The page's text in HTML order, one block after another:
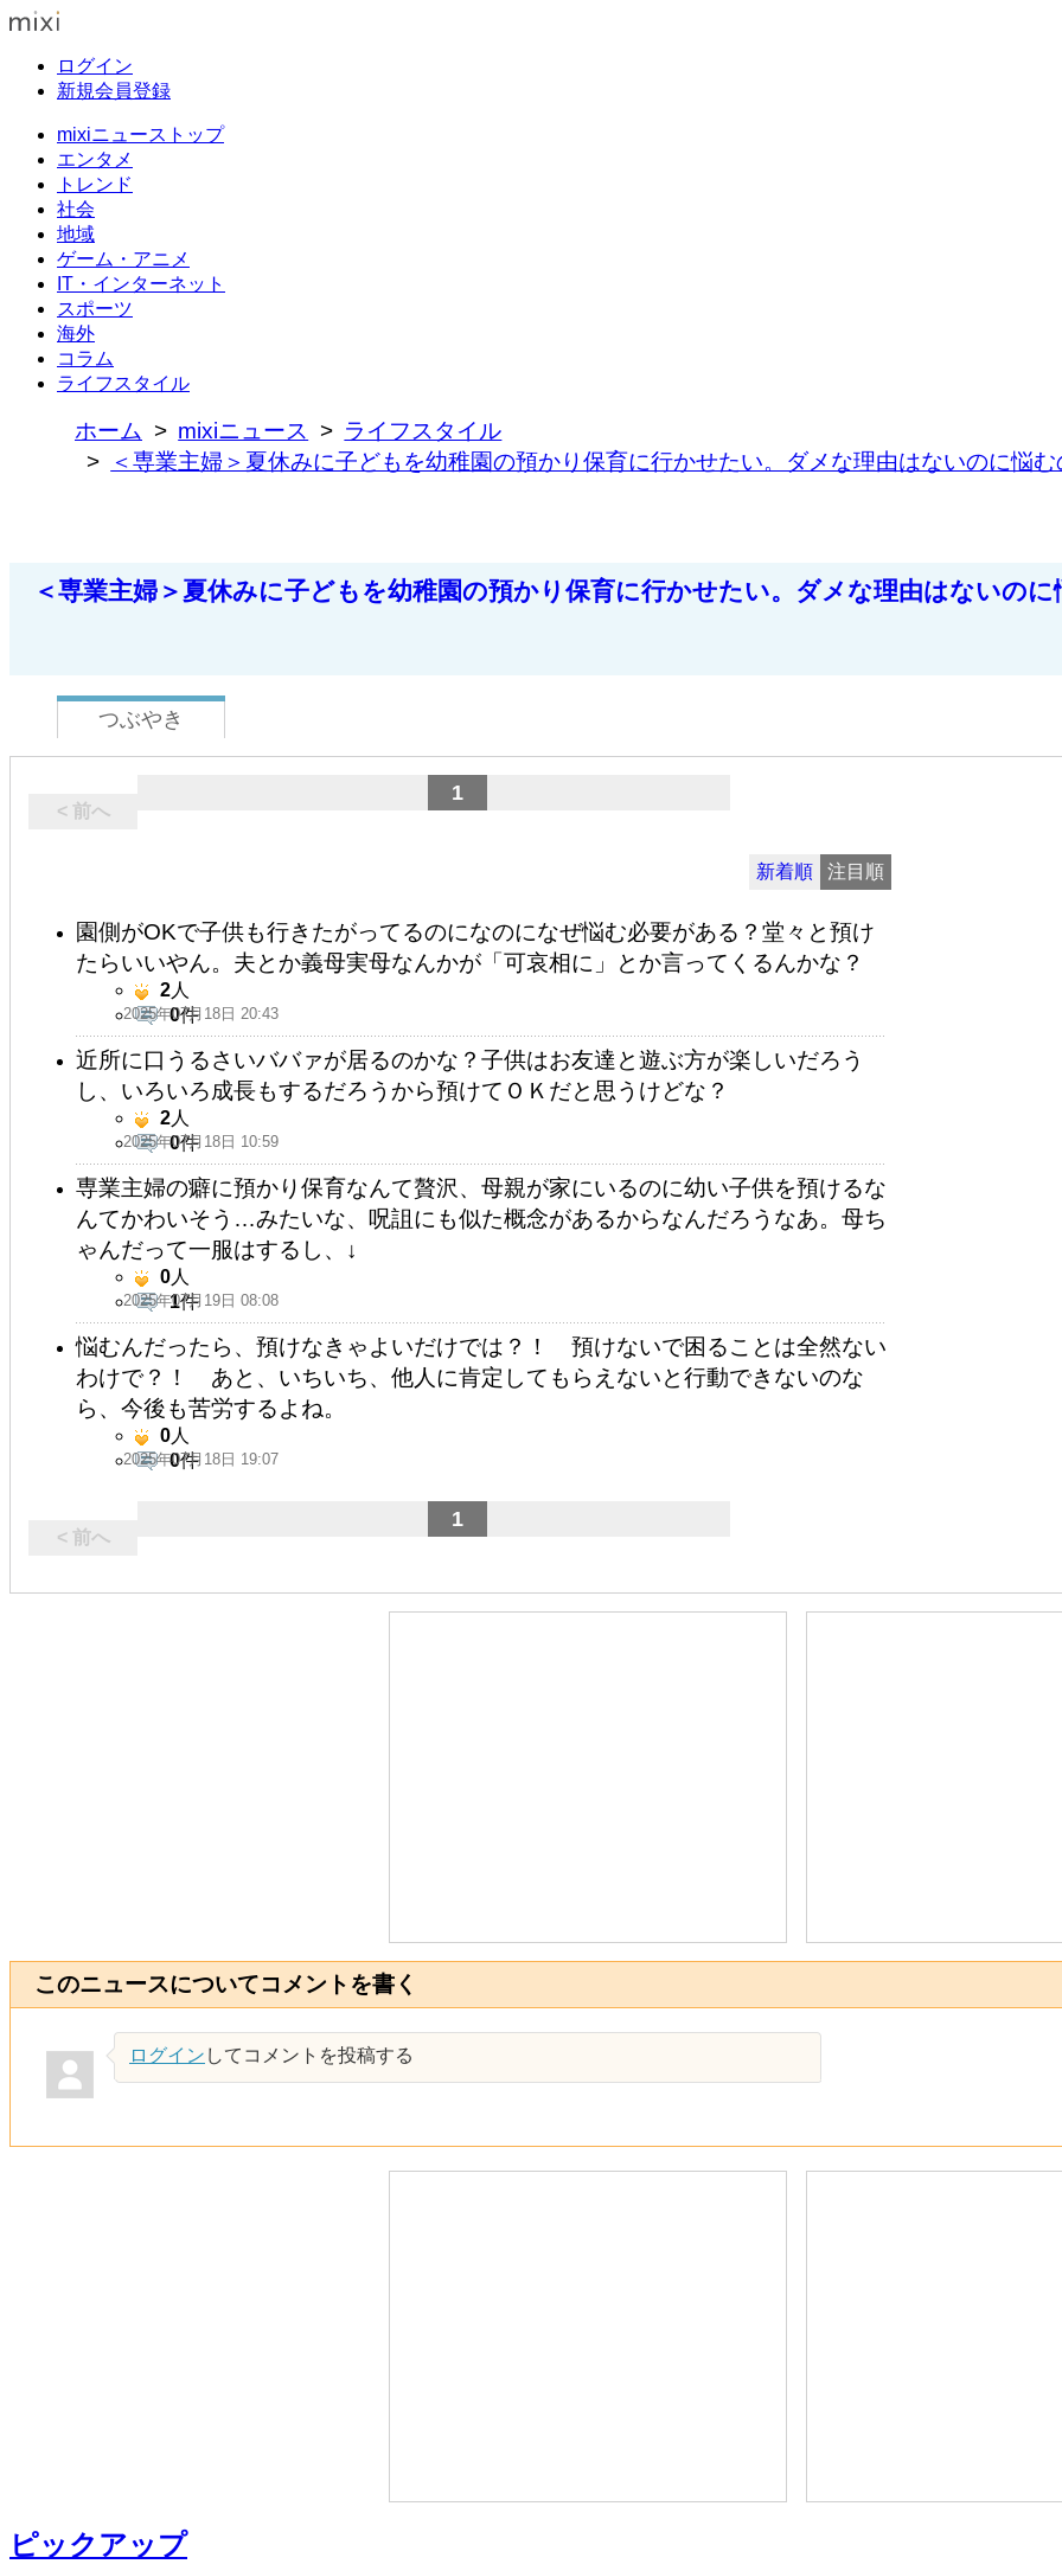
ログイン
新規会員登録
mixiニューストップ
エンタメ
トレンド
社会
地域
ゲーム・アニメ
IT・インターネット
スポーツ
海外
コラム
ライフスタイル
ホーム mixiニュース
ライフスタイル
＜専業主婦＞夏休みに子どもを幼稚園の預かり保育に行かせたい。ダメな理由はないのに悩
＜専業主婦＞夏休みに子どもを幼稚園の預かり保育に行かせたい。ダメな理由はないの
つぶやき
< 前へ
1
新着順 注目順
園側がOKで子供も行きたがってるのになのになぜ悩む必要がある？堂々と預け
たらいいやん。夫とか義母実母なんかが「可哀相に」とか言ってくるんかな？
2025年07月18日 20:43
2人
0件
近所に口うるさいババァが居るのかな？子供はお友達と遊ぶ方が楽しいだろう
し、いろいろ成長もするだろうから預けてＯＫだと思うけどな？
2025年07月18日 10:59
2人
0件
専業主婦の癖に預かり保育なんて贅沢、母親が家にいるのに幼い子供を預けるな
んてかわいそう…みたいな、呪詛にも似た概念があるからなんだろうなあ。母ち
ゃんだって一服はするし、↓
2025年07月19日 08:08
0人
1件
悩むんだったら、預けなきゃよいだけでは？！ 預けないで困ることは全然ない
わけで？！ あと、いちいち、他人に肯定してもらえないと行動できないのな
ら、今後も苦労するよね。
2025年07月18日 19:07
0人
0件
< 前へ
1
このニュースについてコメントを書く
ログイン してコメントを投稿する
ピックアップ